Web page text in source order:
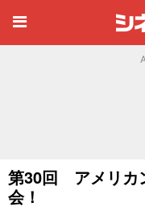
第30回 アメリカ
会！